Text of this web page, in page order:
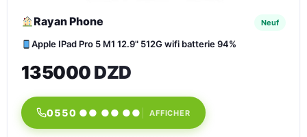
Rayan Phone Neuf
Apple IPad Pro 5 M1 12.9" 512G wifi batterie 94%
135000 DZD
0550 ●● ●● ●● AFFICHER